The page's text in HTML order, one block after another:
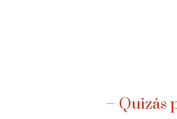
– Quizás